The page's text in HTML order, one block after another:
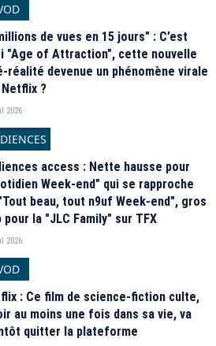
de vues en 15 jours" : C’est
"Age of Attraction", cette nouvelle
réalité devenue un phénomène virale
?
2026
access : Nette hausse pour
Week-end" qui se rapproche
beau, tout n9uf Week-end", gros
pour la "JLC Family" sur TFX
2026
: Ce film de science-fiction culte,
au moins une fois dans sa vie, va
quitter la plateforme